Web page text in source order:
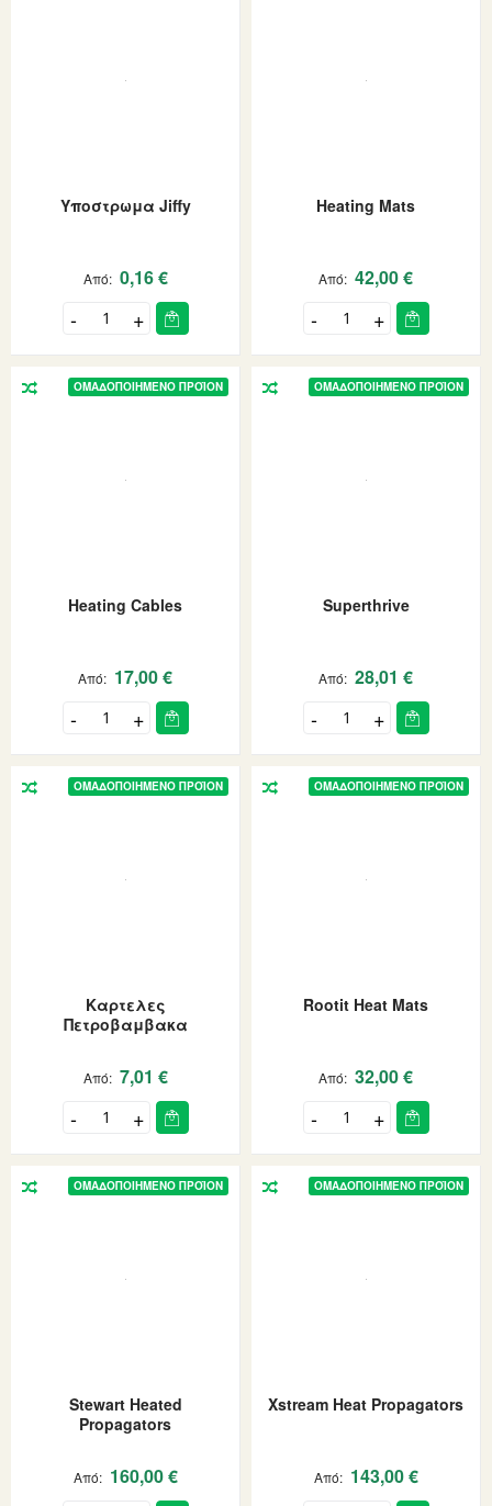
Υποστρωμα Jiffy
Από 0,16 €
Heating Mats
Από 42,00 €
ΟΜΑΔΟΠΟΙΗΜΈΝΟ ΠΡΟΪΌΝ
Heating Cables
Από 17,00 €
ΟΜΑΔΟΠΟΙΗΜΈΝΟ ΠΡΟΪΌΝ
Superthrive
Από 28,01 €
ΟΜΑΔΟΠΟΙΗΜΈΝΟ ΠΡΟΪΌΝ
Καρτελες
Πετροβαμβακα
Από 7,01 €
ΟΜΑΔΟΠΟΙΗΜΈΝΟ ΠΡΟΪΌΝ
Rootit Heat Mats
Από 32,00 €
ΟΜΑΔΟΠΟΙΗΜΈΝΟ ΠΡΟΪΌΝ
Stewart Heated
Propagators
Από 160,00 €
ΟΜΑΔΟΠΟΙΗΜΈΝΟ ΠΡΟΪΌΝ
Xstream Heat Propagators
Από 143,00 €